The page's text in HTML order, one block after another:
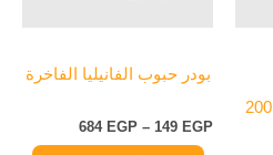
بيكلاند كريم شانتيه – 200
بودر حبوب الفانيليا الفاخرة
149 EGP
–
684 EGP
الخيارات
صفحة